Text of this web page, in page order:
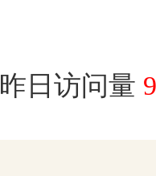
昨日访问量